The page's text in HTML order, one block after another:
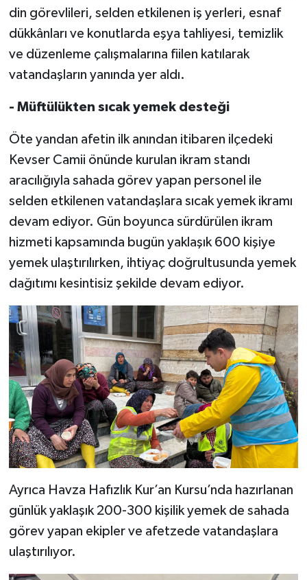
din görevlileri, selden etkilenen iş yerleri, esnaf
dükkânları ve konutlarda eşya tahliyesi, temizlik
ve düzenleme çalışmalarına fiilen katılarak
vatandaşların yanında yer aldı.
- Müftülükten sıcak yemek desteği
Öte yandan afetin ilk anından itibaren ilçedeki
Kevser Camii önünde kurulan ikram standı
aracılığıyla sahada görev yapan personel ile
selden etkilenen vatandaşlara sıcak yemek ikramı
devam ediyor. Gün boyunca sürdürülen ikram
hizmeti kapsamında bugün yaklaşık 600 kişiye
yemek ulaştırılırken, ihtiyaç doğrultusunda yemek
dağıtımı kesintisiz şekilde devam ediyor.
Ayrıca Havza Hafızlık Kur’an Kursu’nda hazırlanan
günlük yaklaşık 200-300 kişilik yemek de sahada
görev yapan ekipler ve afetzede vatandaşlara
ulaştırılıyor.
Denizli Müftülüğü
Diyarbakır Müftülüğü
Düzce Müftülüğü
Elazığ Müftülüğü
Erzincan Müftülüğü
Erzurum Müftülüğü
Eskişehir Müftülüğü
Gaziantep Müftülüğü
Giresun Müftülüğü
Gümüşhane Müftülüğü
Hakkari Müftülüğü
Hatay Müftülüğü
Iğdır Müftülüğü
Isparta Müftülüğü
İstanbul Müftülüğü
İzmir Müftülüğü
Diyanet TV
İhtida Haberleri
YAŞAM